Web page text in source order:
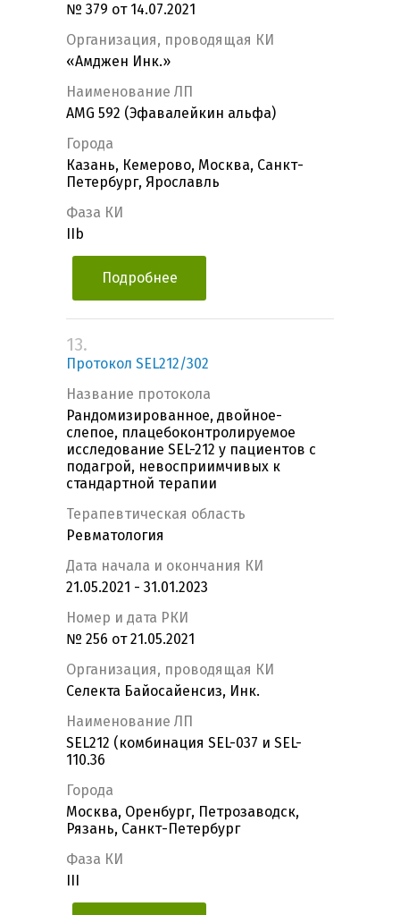
№ 379 от 14.07.2021
Организация, проводящая КИ
«Амджен Инк.»
Наименование ЛП
AMG 592 (Эфавалейкин альфа)
Города
Казань, Кемерово, Москва, Санкт-
Петербург, Ярославль
Фаза КИ
IIb
Подробнее
13.
Протокол SEL212/302
Название протокола
Рандомизированное, двойное-
слепое, плацебоконтролируемое
исследование SEL-212 у пациентов с
подагрой, невосприимчивых к
стандартной терапии
Терапевтическая область
Ревматология
Дата начала и окончания КИ
21.05.2021 - 31.01.2023
Номер и дата РКИ
№ 256 от 21.05.2021
Организация, проводящая КИ
Селекта Байосайенсиз, Инк.
Наименование ЛП
SEL212 (комбинация SEL-037 и SEL-
110.36
Города
Москва, Оренбург, Петрозаводск,
Рязань, Санкт-Петербург
Фаза КИ